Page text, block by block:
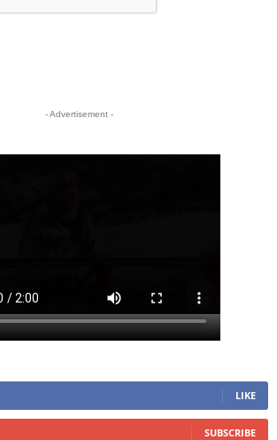
- Advertisement -
LIKE
SUBSCRIBE